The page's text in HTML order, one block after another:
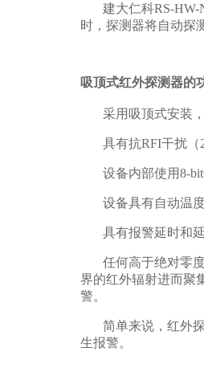
建大仁科RS-
时，探测器将自动探
吸顶式红外探测器的
采用吸顶式安装
具有抗RFI干扰（
设备内部使用8-
设备具有自动温
具有报警延时和
任何高于绝对零
界的红外辐射进而聚
警。
简单来说，红外
生报警。